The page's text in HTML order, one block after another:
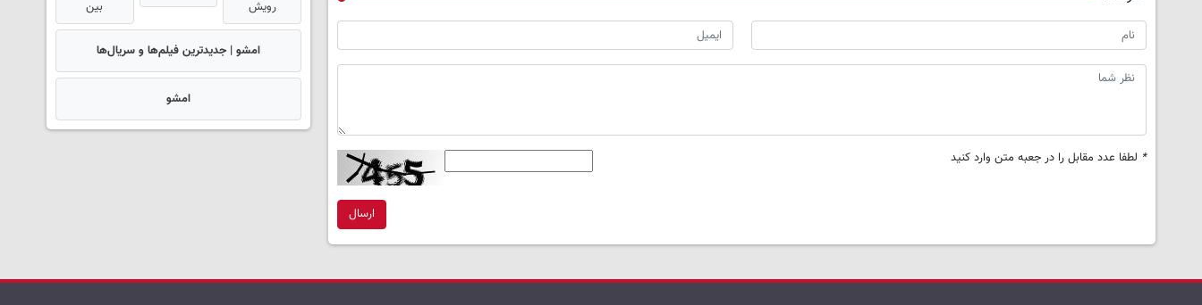
* لطفا عدد مقابل را در جعبه متن وارد کنید
ارسال
رویش
بین
امشو | جدیدترین فیلم‌ها و سریال‌ها
امشو